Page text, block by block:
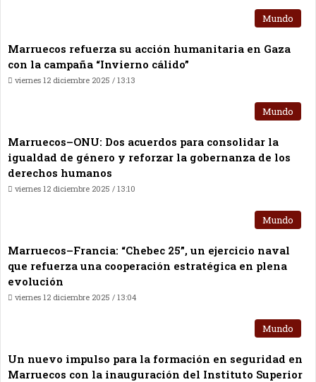
Mundo
Marruecos refuerza su acción humanitaria en Gaza
con la campaña “Invierno cálido”
viernes 12 diciembre 2025 / 13:13
Mundo
Marruecos–ONU: Dos acuerdos para consolidar la
igualdad de género y reforzar la gobernanza de los
derechos humanos
viernes 12 diciembre 2025 / 13:10
Mundo
Marruecos–Francia: “Chebec 25”, un ejercicio naval
que refuerza una cooperación estratégica en plena
evolución
viernes 12 diciembre 2025 / 13:04
Mundo
Un nuevo impulso para la formación en seguridad en
Marruecos con la inauguración del Instituto Superior